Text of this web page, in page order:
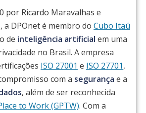
por Ricardo Maravalhas e
a DPOnet é membro do Cubo Itaú
de inteligência artificial em uma
no Brasil. A empresa
ISO 27001 e ISO 27701,
com a segurança e a
, além de ser reconhecida
to Work (GPTW). Com a